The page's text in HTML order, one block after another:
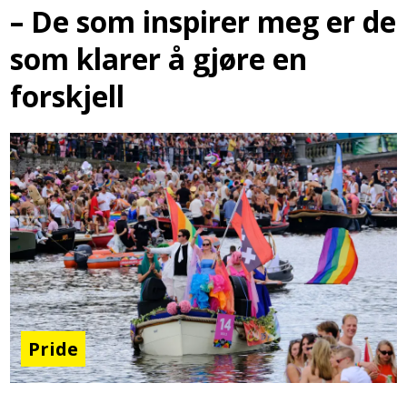
– De som inspirer meg er de
som klarer å gjøre en
forskjell
Pride